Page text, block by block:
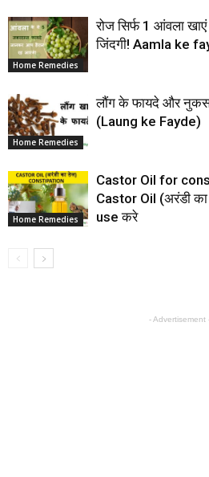
Home Remedies
रोज सिर्फ 1 आंवला
जिंदगी! Aamla ke
Home Remedies
लौंग के फायदे और
(Laung ke Fayde)
Home Remedies
Castor Oil for
Castor Oil (अरंडी
use करे
- Advertisement